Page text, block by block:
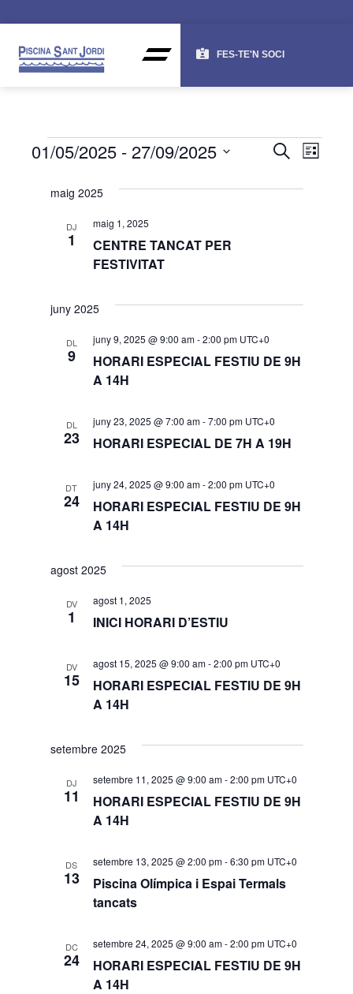
FES-TE'N SOCI
CERCA
LLISTA
01/05/2025 - 27/09/2025
unamaig 2025
DJ
1
CENTRE TANCAT PER
FESTIVITAT
maig 1, 2025
juny 2025
DL
9
HORARI ESPECIAL FESTIU DE 9H
A 14H
juny 9, 2025 @ 9:00 am-2:00 pm UTC+0
DL
23 HORARI ESPECIAL DE 7H A 19H
juny 23, 2025 @ 7:00 am-7:00 pm UTC+0
DT
24
HORARI ESPECIAL FESTIU DE 9H
A 14H
juny 24, 2025 @ 9:00 am-2:00 pm UTC+0
agost 2025
DV
1 INICI HORARI D’ESTIU
agost 1, 2025
DV
15
HORARI ESPECIAL FESTIU DE 9H
A 14H
agost 15, 2025 @ 9:00 am-2:00 pm UTC+0
setembre 2025
DJ
11
HORARI ESPECIAL FESTIU DE 9H
A 14H
setembre 11, 2025 @ 9:00 am-2:00 pm UTC+0
DS
13
Piscina Olímpica i Espai Termals
tancats
setembre 13, 2025 @ 2:00 pm-6:30 pm UTC+0
DC
24
HORARI ESPECIAL FESTIU DE 9H
A 14H
setembre 24, 2025 @ 9:00 am-2:00 pm UTC+0